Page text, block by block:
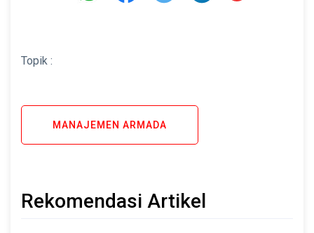
Topik :
MANAJEMEN ARMADA
Rekomendasi Artikel